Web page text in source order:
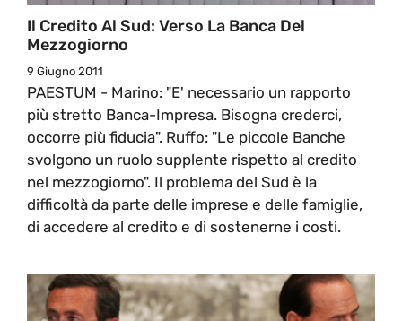
Il Credito Al Sud: Verso La Banca Del
Mezzogiorno
9 Giugno 2011
PAESTUM - Marino: "E' necessario un rapporto
più stretto Banca-Impresa. Bisogna crederci,
occorre più fiducia". Ruffo: "Le piccole Banche
svolgono un ruolo supplente rispetto al credito
nel mezzogiorno". Il problema del Sud è la
difficoltà da parte delle imprese e delle famiglie,
di accedere al credito e di sostenerne i costi.